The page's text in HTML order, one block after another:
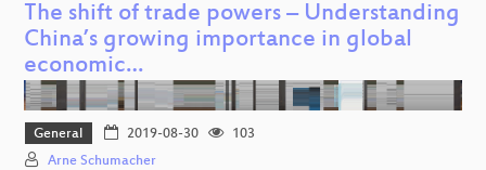
The shift of trade powers – Understanding
China’s growing importance in global
economic…
General 2019-08-30
103
Arne Schumacher